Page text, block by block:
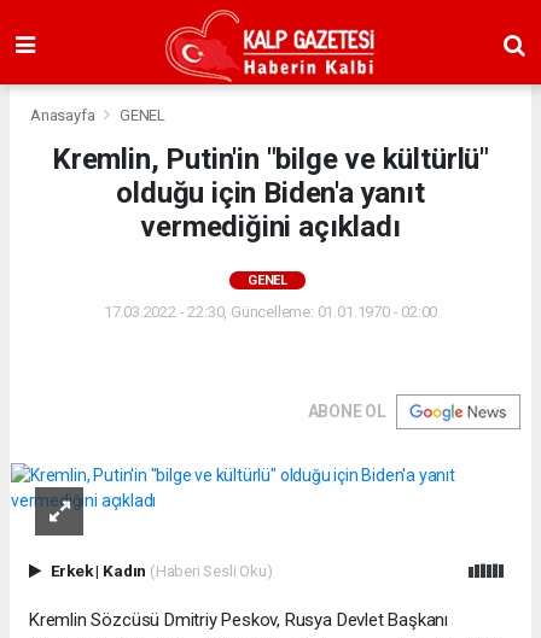
Anasayfa GENEL
Kremlin, Putin'in "bilge ve kültürlü"
olduğu için Biden'a yanıt
vermediğini açıkladı
GENEL
17.03.2022 - 22:30, Güncelleme: 01.01.1970 - 02:00
ABONE OL
Erkek| Kadın (Haberi Sesli Oku)
Kremlin Sözcüsü Dmitriy Peskov, Rusya Devlet Başkanı